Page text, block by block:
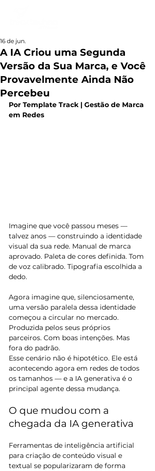
A IA Criou uma Segunda
Versão da Sua Marca, e Você
Provavelmente Ainda Não
Percebeu
16 de jun.
Por Template Track | Gestão de Marca
em Redes
Imagine que você passou meses —
talvez anos — construindo a identidade
visual da sua rede. Manual de marca
aprovado. Paleta de cores definida. Tom
de voz calibrado. Tipografia escolhida a
dedo.
Agora imagine que, silenciosamente,
uma versão paralela dessa identidade
começou a circular no mercado.
Produzida pelos seus próprios
parceiros. Com boas intenções. Mas
fora do padrão.
Esse cenário não é hipotético. Ele está
acontecendo agora em redes de todos
os tamanhos — e a IA generativa é o
principal agente dessa mudança.
O que mudou com a
chegada da IA generativa
Ferramentas de inteligência artificial
para criação de conteúdo visual e
textual se popularizaram de forma